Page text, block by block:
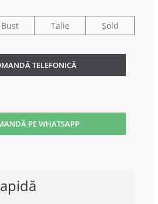
Bust Talie Șold
TELEFONICĂ
PE WHATSAPP